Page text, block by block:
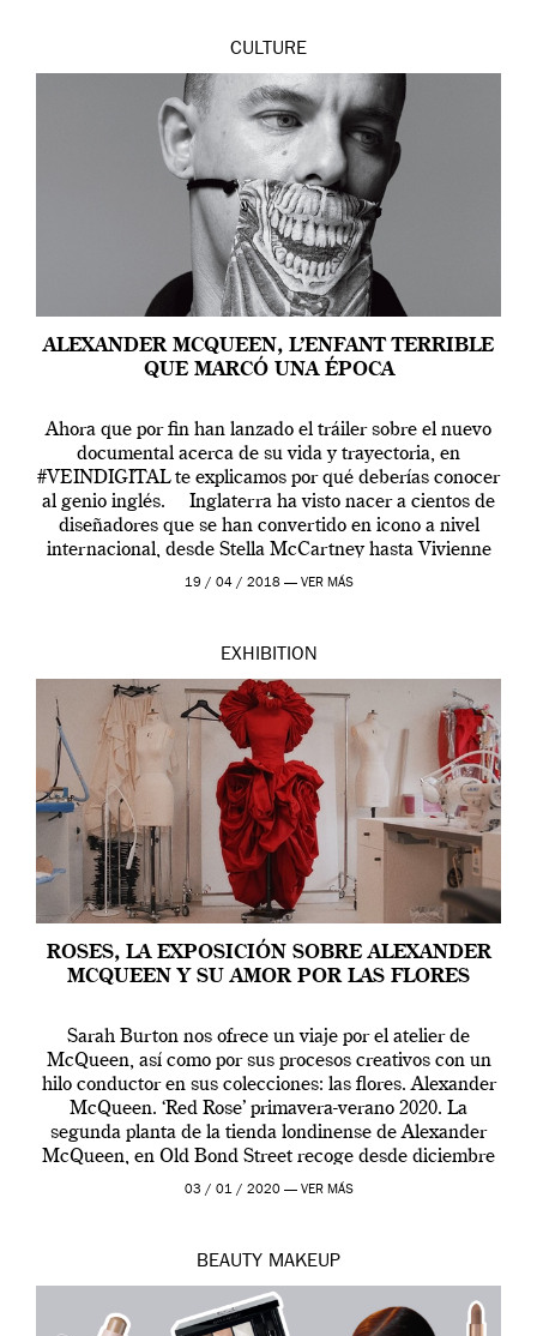
CULTURE
ALEXANDER MCQUEEN, L’ENFANT TERRIBLE
QUE MARCÓ UNA ÉPOCA
Ahora que por fin han lanzado el tráiler sobre el nuevo
documental acerca de su vida y trayectoria, en
#VEINDIGITAL te explicamos por qué deberías conocer
al genio inglés. Inglaterra ha visto nacer a cientos de
diseñadores que se han convertido en icono a nivel
internacional, desde Stella McCartney hasta Vivienne
Westwood pasando […]
19 / 04 / 2018 — VER MÁS
EXHIBITION
ROSES, LA EXPOSICIÓN SOBRE ALEXANDER
MCQUEEN Y SU AMOR POR LAS FLORES
Sarah Burton nos ofrece un viaje por el atelier de
McQueen, así como por sus procesos creativos con un
hilo conductor en sus colecciones: las flores. Alexander
McQueen. ‘Red Rose’ primavera-verano 2020. La
segunda planta de la tienda londinense de Alexander
McQueen, en Old Bond Street recoge desde diciembre
de 2019 hasta final de abril […]
03 / 01 / 2020 — VER MÁS
BEAUTY MAKEUP